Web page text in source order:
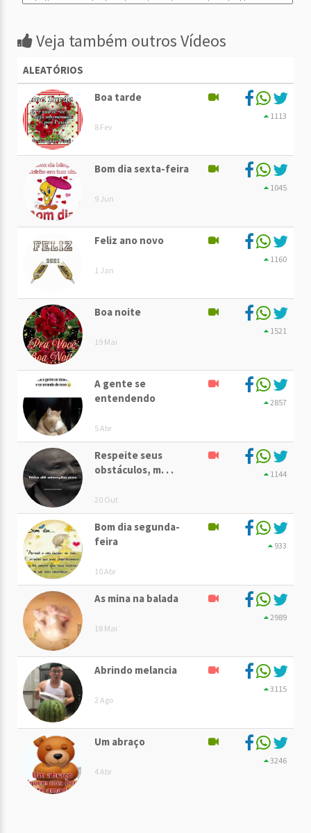
Veja também outros Vídeos
ALEATÓRIOS
Boa tarde
8 Fev
1113
Bom dia sexta-feira
9 Jun
1045
Feliz ano novo
1 Jan
1160
Boa noite
19 Mai
1521
A gente se
entendendo
5 Abr
2857
Respeite seus
obstáculos, m. . .
20 Out
1144
Bom dia segunda-
feira
10 Abr
933
As mina na balada
18 Mai
2989
Abrindo melancia
2 Ago
3115
Um abraço
4 Abr
3246